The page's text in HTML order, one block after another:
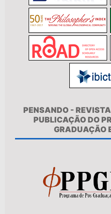
PENSANDO -
PUBLICAÇÃO DO
GRADUAÇÃO